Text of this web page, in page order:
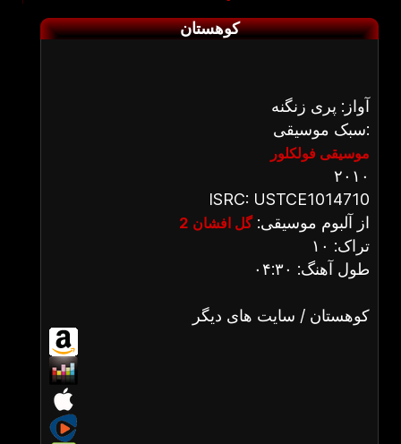
کوهستان
آواز: پری زنگنه
سبک موسیقی:
موسیقی فولکلور
۲۰۱۰
ISRC: USTCE1014710
از آلبوم موسیقی:گل افشان 2
تراک: ۱۰
طول آهنگ: ۰۴:۳۰
کوهستان / سایت های دیگر